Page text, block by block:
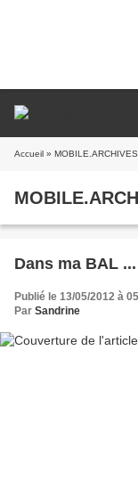
Accueil » MOBILE.ARCHIVES
Dans ma BAL ...
Publié le 13/05/2012 à
Par Sandrine